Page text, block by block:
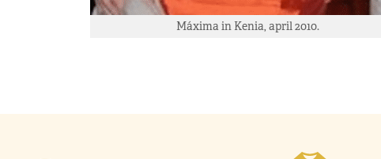
Máxima in Kenia, april 2010.